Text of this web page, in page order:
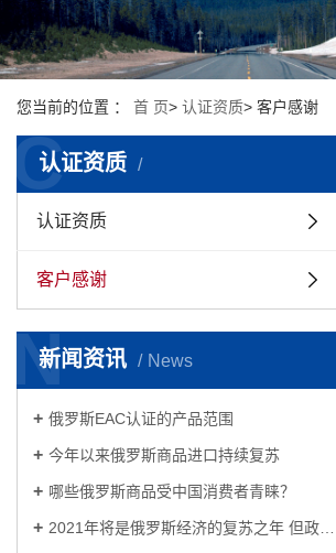
您当前的位置 ： 首 页> 认证资质> 客户感谢
认证资质
C
认证资质
客户感谢
新闻资讯 News
N
俄罗斯EAC认证的产品范围
今年以来俄罗斯商品进口持续复苏
哪些俄罗斯商品受中国消费者青睐？
2021年将是俄罗斯经济的复苏之年 但政治或将面临更加严峻的挑战